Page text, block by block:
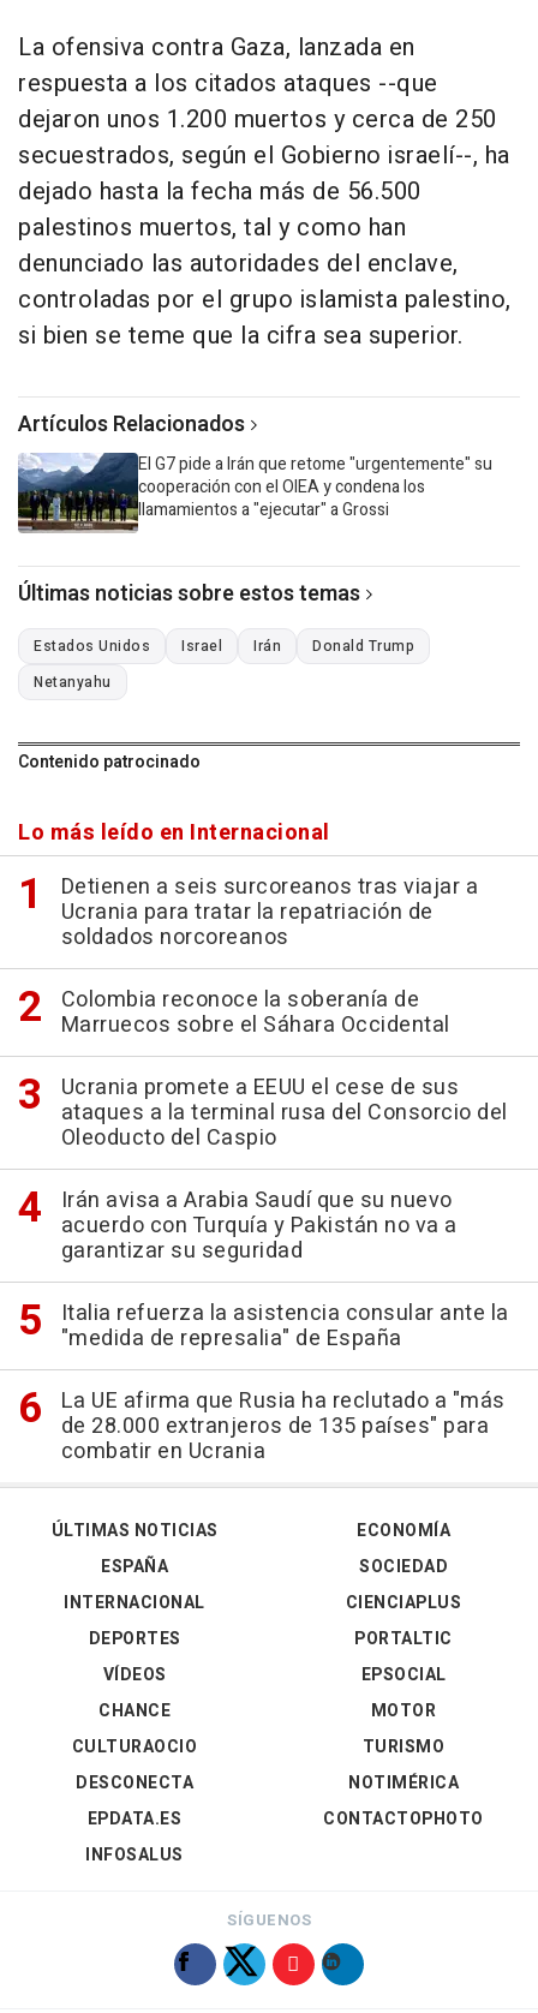
La ofensiva contra Gaza, lanzada en
respuesta a los citados ataques --que
dejaron unos 1.200 muertos y cerca de 250
secuestrados, según el Gobierno israelí--, ha
dejado hasta la fecha más de 56.500
palestinos muertos, tal y como han
denunciado las autoridades del enclave,
controladas por el grupo islamista palestino,
si bien se teme que la cifra sea superior.
Artículos Relacionados
El G7 pide a Irán que retome "urgentemente" su
cooperación con el OIEA y condena los
llamamientos a "ejecutar" a Grossi
Últimas noticias sobre estos temas
Estados Unidos Israel Irán
Donald Trump
Netanyahu
Contenido patrocinado
Lo más leído en Internacional
Detienen a seis surcoreanos tras viajar a
Ucrania para tratar la repatriación de
soldados norcoreanos
Colombia reconoce la soberanía de
Marruecos sobre el Sáhara Occidental
Ucrania promete a EEUU el cese de sus
ataques a la terminal rusa del Consorcio del
Oleoducto del Caspio
Irán avisa a Arabia Saudí que su nuevo
acuerdo con Turquía y Pakistán no va a
garantizar su seguridad
Italia refuerza la asistencia consular ante la
"medida de represalia" de España
La UE afirma que Rusia ha reclutado a "más
de 28.000 extranjeros de 135 países" para
combatir en Ucrania
ÚLTIMAS NOTICIAS
ESPAÑA
INTERNACIONAL
DEPORTES
VÍDEOS
ECONOMÍA
SOCIEDAD
CIENCIAPLUS
PORTALTIC
EPSOCIAL
CHANCE
CULTURAOCIO
DESCONECTA
EPDATA.ES
INFOSALUS
MOTOR
TURISMO
NOTIMÉRICA
CONTACTOPHOTO
SÍGUENOS